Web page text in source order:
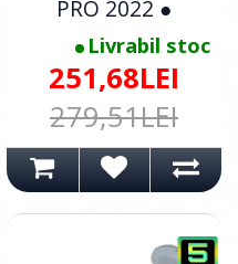
PRO 2022 ●
Livrabil stoc
251,68LEI
279,51LEI